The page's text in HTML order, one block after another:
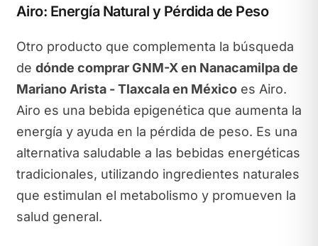
Airo: Energía Natural y Pérdida de Peso
Otro producto que complementa la búsqueda
de dónde comprar GNM-X en Nanacamilpa de
Mariano Arista - Tlaxcala en Méxicoes Airo.
Airo es una bebida epigenética que aumenta la
energía y ayuda en la pérdida de peso. Es una
alternativa saludable a las bebidas energéticas
tradicionales, utilizando ingredientes naturales
que estimulan el metabolismo y promueven la
salud general.